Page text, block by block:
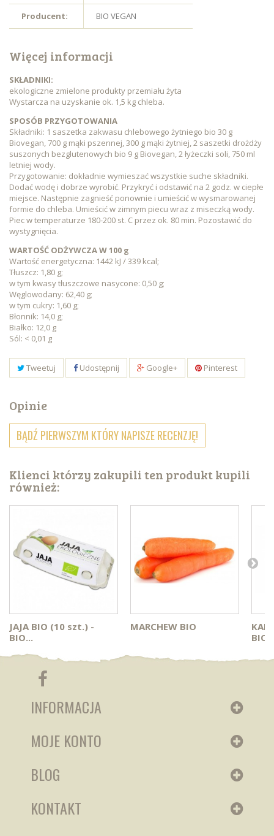
Producent: BIO VEGAN
Więcej informacji
SKŁADNIKI:
ekologiczne zmielone produkty przemiału żyta
Wystarcza na uzyskanie ok. 1,5 kg chleba.
SPOSÓB PRZYGOTOWANIA
Składniki: 1 saszetka zakwasu chlebowego żytniego bio 30 g
Biovegan, 700 g mąki pszennej, 300 g mąki żytniej, 2 saszetki drożdży
suszonych bezglutenowych bio 9 g Biovegan, 2 łyżeczki soli, 750 ml
letniej wody.
Przygotowanie: dokładnie wymieszać wszystkie suche składniki.
Dodać wodę i dobrze wyrobić. Przykryć i odstawić na 2 godz. w ciepłe
miejsce. Następnie zagnieść ponownie i umieścić w wysmarowanej
formie do chleba. Umieścić w zimnym piecu wraz z miseczką wody.
Piec w temperaturze 180-200 st. C przez ok. 80 min. Pozostawić do
wystygnięcia.
WARTOŚĆ ODŻYWCZA W 100 g
Wartość energetyczna: 1442 kJ / 339 kcal;
Tłuszcz: 1,80 g;
w tym kwasy tłuszczowe nasycone: 0,50 g;
Węglowodany: 62,40 g;
w tym cukry: 1,60 g;
Błonnik: 14,0 g;
Białko: 12,0 g
Sól: < 0,01 g
Tweetuj Udostępnij Google+ Pinterest
Opinie
BĄDŹ PIERWSZYM KTÓRY NAPISZE RECENZJĘ!
Klienci którzy zakupili ten produkt kupili
również:
JAJA BIO (10 szt.) -
BIO...
MARCHEW BIO
BIO
INFORMACJA
MOJE KONTO
BLOG
KONTAKT